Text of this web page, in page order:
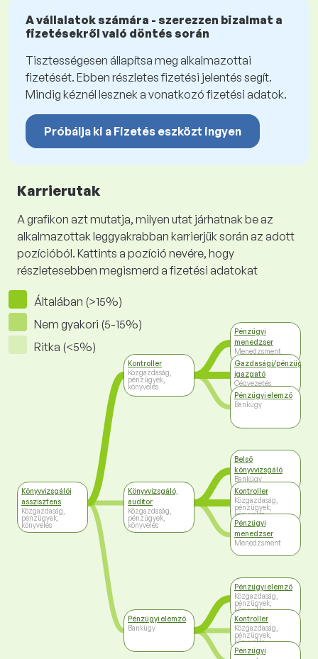
A vállalatok számára - szerezzen bizalmat a
fizetésekről való döntés során
Tisztességesen állapítsa meg alkalmazottai
fizetését. Ebben részletes fizetési jelentés segít.
Mindig kéznél lesznek a vonatkozó fizetési adatok.
Próbálja ki a Fizetés eszközt ingyen
Karrierutak
A grafikon azt mutatja, milyen utat járhatnak be az
alkalmazottak leggyakrabban karrierjük során az adott
pozícióból. Kattints a pozíció nevére, hogy
részletesebben megismerd a fizetési adatokat
Általában (>15%)
Nem gyakori (5-15%)
Ritka (<5%)
Könyvvizsgálói
asszisztens
Közgazdaság,
pénzügyek,
könyvelés
Kontroller
Közgazdaság,
pénzügyek,
könyvelés
Könyvvizsgáló,
auditor
Közgazdaság,
pénzügyek,
könyvelés
Pénzügyi elemző
Bankügy
Pénzügyi
menedzser
Menedzsment
Gazdasági/pénzügyi
igazgató
Cégvezetés
Pénzügyi elemző
Bankügy
Belső
könyvvizsgáló
Bankügy
Kontroller
Közgazdaság,
pénzügyek,
könyvelés
Pénzügyi
menedzser
Menedzsment
Pénzügyi elemző
Közgazdaság,
pénzügyek,
könyvelés
Kontroller
Közgazdaság,
pénzügyek,
könyvelés
Pénzügyi